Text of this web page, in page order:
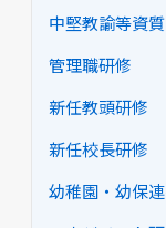
中堅教諭等資
管理職研修
新任教頭研修
新任校長研修
幼稚園・幼保